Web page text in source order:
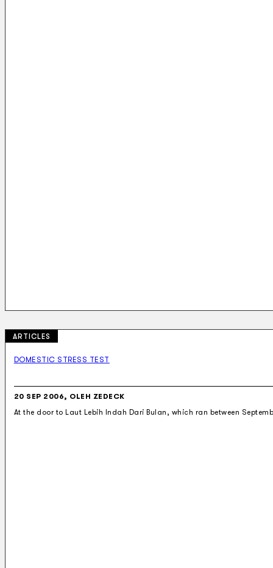
ARTICLES
DOMESTIC STRESS TEST
20 SEP 2006, OLEH ZEDECK
At the door to Laut Lebih Indah Dari Bulan, which ran between